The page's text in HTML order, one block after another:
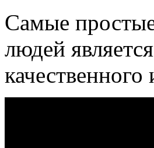
Самые
людей